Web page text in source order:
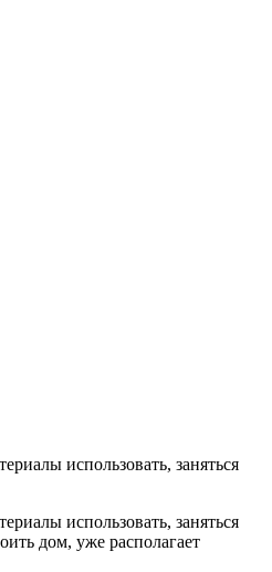
использовать, заняться
использовать, заняться
дом, уже располагает